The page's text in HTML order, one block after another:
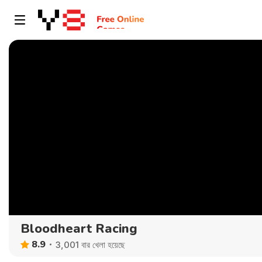
Bloodheart Racing
8.9 3,001 বার খেলা হয়েছে